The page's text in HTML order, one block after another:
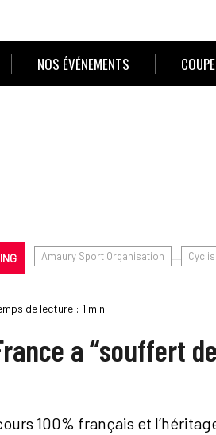
NOS ÉVÉNEMENTS
Amaury Sport Organisation
de lecture : 1 min
a “souffert
100% français et